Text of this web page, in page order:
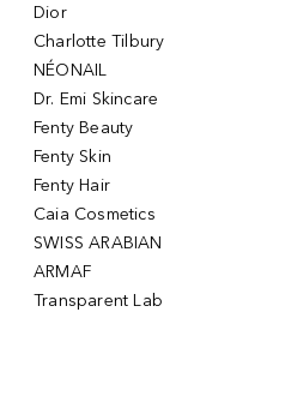
Dior
Charlotte Tilbury
NÉONAIL
Dr. Emi Skincare
Fenty Beauty
Fenty Skin
Fenty Hair
Caia Cosmetics
SWISS ARABIAN
ARMAF
Transparent Lab